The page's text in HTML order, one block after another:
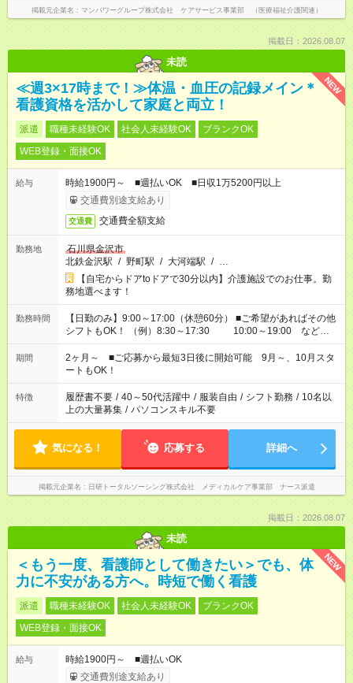
掲載元企業名 マンパワーグループ株式会社 ケアサービス事業部 （医療福祉介護関連）
掲載日：2026.08.07
未読
NEW
≪週3×17時まで！≫体温・血圧の記録メイン＊
看護資格を活かして家庭と両立！
派遣 職種未経験OK 社会人未経験OK
ブランクOK
WEB登録・面接OK
給与
時給1900円～ ■週払いOK ■日収1万5200円以上
交通費別途支給あり
交通費 交通費全額支給
勤務地
石川県金沢市
北鉄金沢駅 / 野町駅 / 大河端駅 / …
【自宅からドアtoドアで30分以内】介護施設でのお仕事。勤
務地選べます！
勤務時間
【日勤のみ】9:00～17:00（休憩60分） ■ご希望があればその他
シフトもOK！ （例）8:30～17:30 10:00～19:00 など
「家族とお休みを合わせたい」 「できれば残業はしたくない」
など、あなたのご希望に沿ったお仕事をご紹介します！ ※Wワ
ーク希望の方へ 今ご覧のお仕事で希望する勤務時間と、もう1つ
のお仕事の勤務時間。 合計で週40時間を超える場合は応募でき
ません
期間
2ヶ月～ ■ご応募から最短3日後に開始可能 9月～、10月スタ
ートもOK！
特徴 履歴書不要 / 40～50代活躍中 / 服装自由 / シフト勤務 / 10名以
上の大量募集 / パソコンスキル不要
気になる！ 応募する 詳細へ
掲載元企業名 日研トータルソーシング株式会社 メディカルケア事業部 ナース派遣
掲載日：2026.08.07
未読
NEW
＜もう一度、看護師として働きたい＞でも、体
力に不安がある方へ。時短で働く看護
派遣 職種未経験OK 社会人未経験OK
ブランクOK
WEB登録・面接OK
給与
時給1900円～ ■週払いOK
交通費別途支給あり